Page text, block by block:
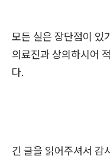
모든 실은 장단점이 있
의료진과 상의하시어
다.
긴 글을 읽어주셔서 감